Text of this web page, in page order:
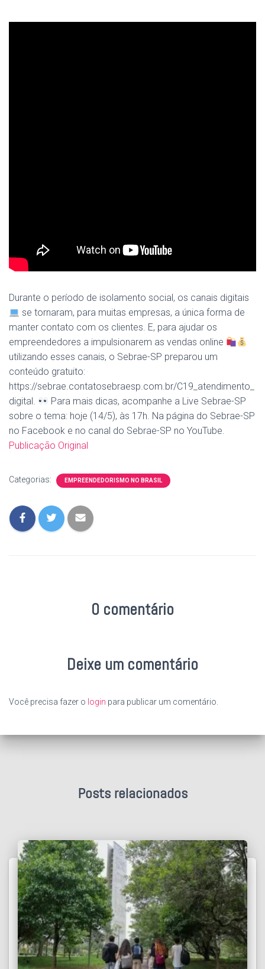
Durante o período de isolamento social, os canais digitais
se tornaram, para muitas empresas, a única forma de
manter contato com os clientes. E, para ajudar os
empreendedores a impulsionarem as vendas online
utilizando esses canais, o Sebrae-SP preparou um
conteúdo gratuito:
https://sebrae.contatosebraesp.com.br/C19_atendimento_
digital.
Para mais dicas, acompanhe a Live Sebrae-SP
sobre o tema: hoje (14/5), às 17h. Na página do Sebrae-SP
no Facebook e no canal do Sebrae-SP no YouTube.
Publicação Original
Categorias: EMPREENDEDORISMO NO BRASIL
0 comentário
Deixe um comentário
Você precisa fazer o login para publicar um comentário.
Posts relacionados